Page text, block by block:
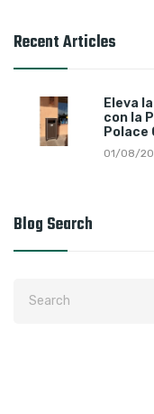
Recent Articles
Eleva
con la
Polace
01/08/
Blog Search